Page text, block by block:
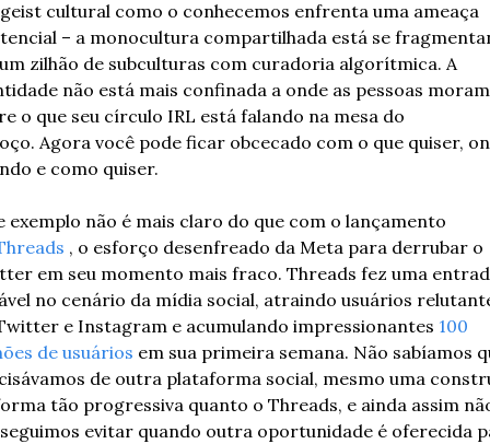
cultural como o conhecemos enfrenta uma ameaça
– a monocultura compartilhada está se
zilhão de subculturas com curadoria algorítmica. A
não está mais confinada a onde as pessoas
o que seu círculo IRL está falando na mesa do
Agora você pode ficar obcecado com o que quiser,
e como quiser.
exemplo não é mais claro do que com o lançamento
, o esforço desenfreado da Meta para derrubar o
em seu momento mais fraco. Threads fez uma
no cenário da mídia social, atraindo usuários
e Instagram e acumulando impressionantes 100
de usuários em sua primeira semana. Não sabíamos
de outra plataforma social, mesmo uma
tão progressiva quanto o Threads, e ainda assim
evitar quando outra oportunidade é oferecida